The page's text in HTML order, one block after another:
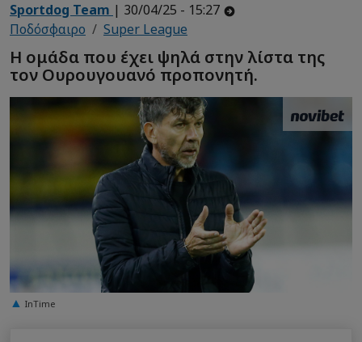
Sportdog Team | 30/04/25 - 15:27
Ποδόσφαιρο
Super League
Η ομάδα που έχει ψηλά στην λίστα της
τον Ουρουγουανό προπονητή.
InTime